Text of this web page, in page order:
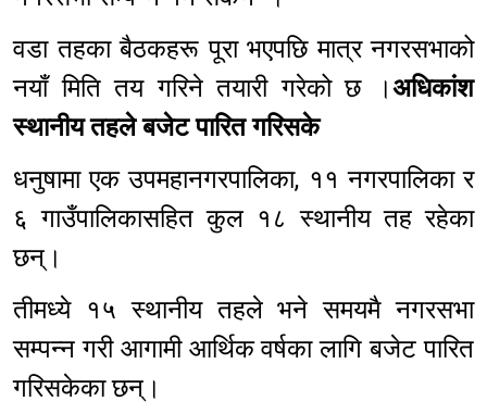
वडा तहका बैठकहरू पूरा भएपछि मात्र नगरसभाको
नयाँ मिति तय गरिने तयारी गरेको छ ।अधिकांश
स्थानीय तहले बजेट पारित गरिसके
धनुषामा एक उपमहानगरपालिका, ११ नगरपालिका र
६ गाउँपालिकासहित कुल १८ स्थानीय तह रहेका
छन्।
तीमध्ये १५ स्थानीय तहले भने समयमै नगरसभा
सम्पन्न गरी आगामी आर्थिक वर्षका लागि बजेट पारित
गरिसकेका छन्।